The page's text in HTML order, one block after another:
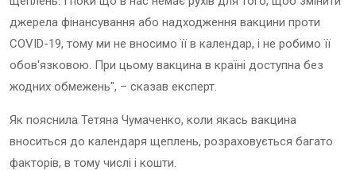
джерела фінансування або надходження вакцини проти
COVID-19, тому ми не вносимо її в календар, і не робимо її
обов'язковою. При цьому вакцина в країні доступна без
жодних обмежень", – сказав експерт.
Як пояснила Тетяна Чумаченко, коли якась вакцина
вноситься до календаря щеплень, розраховується багато
факторів, в тому числі і кошти.